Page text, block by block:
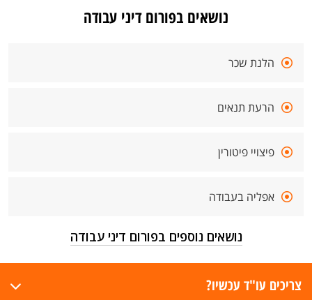
נושאים בפורום דיני עבודה
הלנת שכר
הרעת תנאים
פיצויי פיטורין
אפליה בעבודה
נושאים נוספים בפורום דיני עבודה
צריכים עו"ד עכשיו?